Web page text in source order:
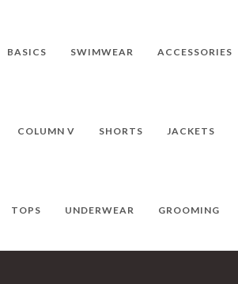
BASICS SWIMWEAR ACCESSORIES
COLUMN V SHORTS JACKETS
TOPS UNDERWEAR GROOMING